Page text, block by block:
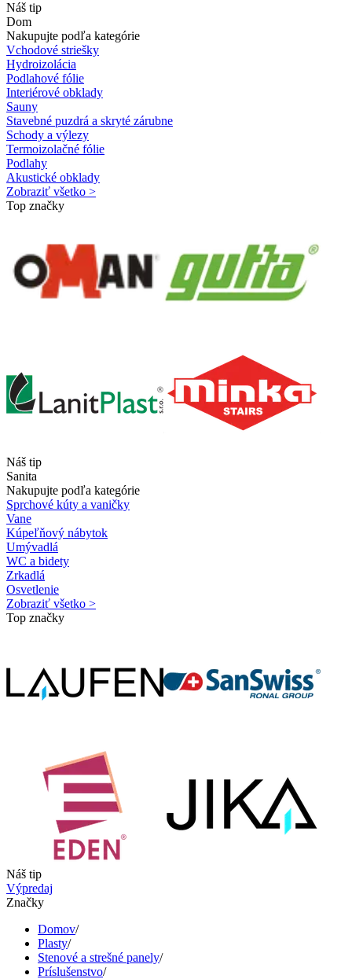
Náš tip
Dom
Nakupujte podľa kategórie
Vchodové striešky
Hydroizolácia
Podlahové fólie
Interiérové obklady
Sauny
Stavebné puzdrá a skryté zárubne
Schody a výlezy
Termoizolačné fólie
Podlahy
Akustické obklady
Zobraziť všetko >
Top značky
Náš tip
Sanita
Nakupujte podľa kategórie
Sprchové kúty a vaničky
Vane
Kúpeľňový nábytok
Umývadlá
WC a bidety
Zrkadlá
Osvetlenie
Zobraziť všetko >
Top značky
Náš tip
Výpredaj
Značky
Domov/
Plasty/
Stenové a strešné panely/
Príslušenstvo/